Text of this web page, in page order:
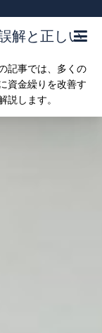
解と正しい
記事では、多くの
資金繰りを改善す
します。